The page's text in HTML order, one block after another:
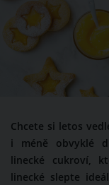
Chcete si letos
i méně obvyklé
linecké cukroví,
linecké slepte